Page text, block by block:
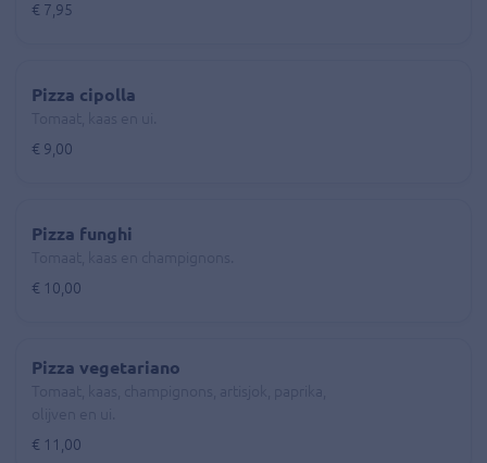
€ 7,95
Pizza cipolla
€ 9,00
Pizza funghi
€ 10,00
Pizza vegetariano
€ 11,00